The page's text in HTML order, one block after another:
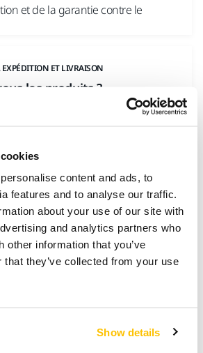
content and ads, to
features and to analyse our traffic.
about your use of our site with
and analytics partners who
other information that you’ve
that they’ve collected from your use
Show details
et de la garantie contre le
ET LIVRAISON
les produits ?
produits exclusivement dans la
en ligne
ET LIVRAISON
ma commande à une
livraison ?
une adresse de livraison
de livraison souhaitée est